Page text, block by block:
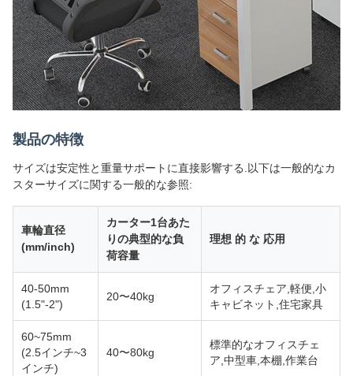
製品の特徴
サイズは安定性と重量サポートに直接影響する.以下は一般的なカ
スターサイズに関する一般的な参照:
車輪直径
(mm/inch)
カーター1台あた
りの典型的な負
荷容量
理想 的 な 応用
40-50mm
(1.5"-2")
20〜40kg
オフィスチェア,軽便,小
キャビネット,住宅家具
60~75mm
(2.5インチ~3
インチ)
40〜80kg
標準的なオフィスチェ
ア,中型車,本棚,作業台